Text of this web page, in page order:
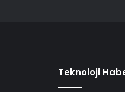
Teknoloji